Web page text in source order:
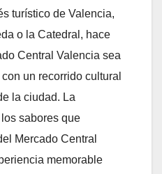
turístico de Valencia,
o la Catedral, hace
Central Valencia sea
un recorrido cultural
la ciudad. La
sabores que
Mercado Central
memorable